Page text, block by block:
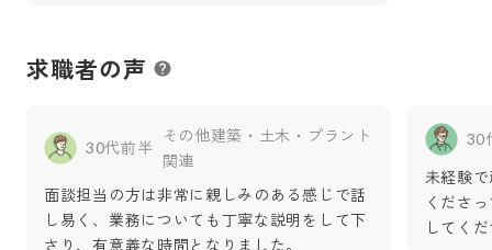
求職者の声
30代前半
その他建築・土木・プラント
関連
面談担当の方は非常に親しみのある感じで話
し易く、業務についても丁寧な説明をして下
さり、有意義な時間となりました。
30
未経験
くださ
してく